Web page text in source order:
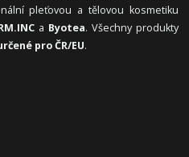
pleťovou a tělovou kosmetiku
a Byotea. Všechny produkty
pro ČR/EU.